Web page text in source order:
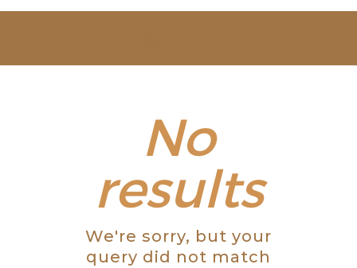
ESTUDAR
NOTÍCIAS
GALERIA
CONTACTOS
No
results
We're sorry, but your
query did not match